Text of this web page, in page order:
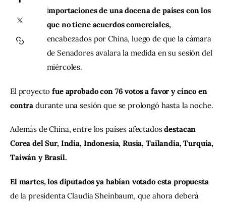
Contacto
importaciones de una docena de países con los
que no tiene acuerdos comerciales,
encabezados por China, luego de que la cámara
de Senadores avalara la medida en su sesión del
miércoles.
El proyecto fue aprobado con 76 votos a favor y cinco en
contra durante una sesión que se prolongó hasta la noche.
Además de China, entre los países afectados destacan
Corea del Sur, India, Indonesia, Rusia, Tailandia, Turquía,
Taiwán y Brasil.
El martes, los diputados ya habían votado esta propuesta
de la presidenta Claudia Sheinbaum, que ahora deberá